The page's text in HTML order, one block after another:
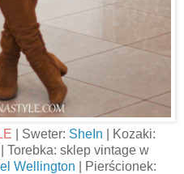
| Sweter: SheIn | Kozaki:
Torebka: sklep vintage w
Wellington | Pierścionek: